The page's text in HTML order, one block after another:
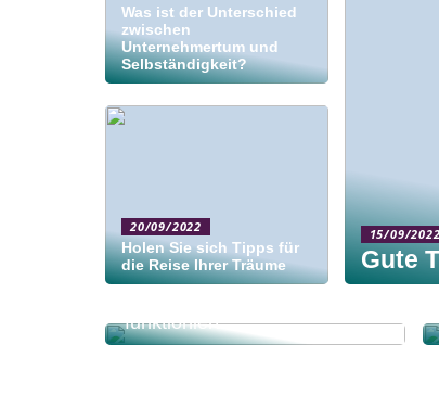
Was ist der Unterschied
zwischen
Unternehmertum und
Selbständigkeit?
20/09/2022
Holen Sie sich Tipps für
die Reise Ihrer Träume
15/09/2022
Gute
Optimierte Lieferkette mit
funktioniert